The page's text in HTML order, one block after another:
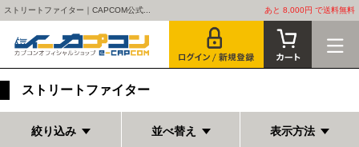
ストリートファイター｜CAPCOM公式... あと 8,000円 で送料無料
ストリートファイター
絞り込み 並べ替え 表示方法